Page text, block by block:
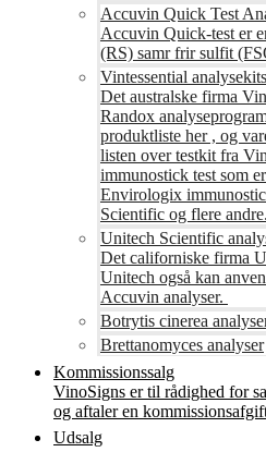
Accuvin Quick Test
Accuvin Quick-test er
(RS) samr frir sulfit
Vintessential
Det australske firma
Randox
produktliste her , og
listen over testkit fra
immunostick test som
Envirologix
Scientific og flere
Unitech Scientific
Det californiske firma
Unitech også kan
Accuvin analyser.
Botrytis cinerea
Brettanomyces analyser
Kommissionssalg
VinoSigns er til rådighed for
og aftaler en
Udsalg